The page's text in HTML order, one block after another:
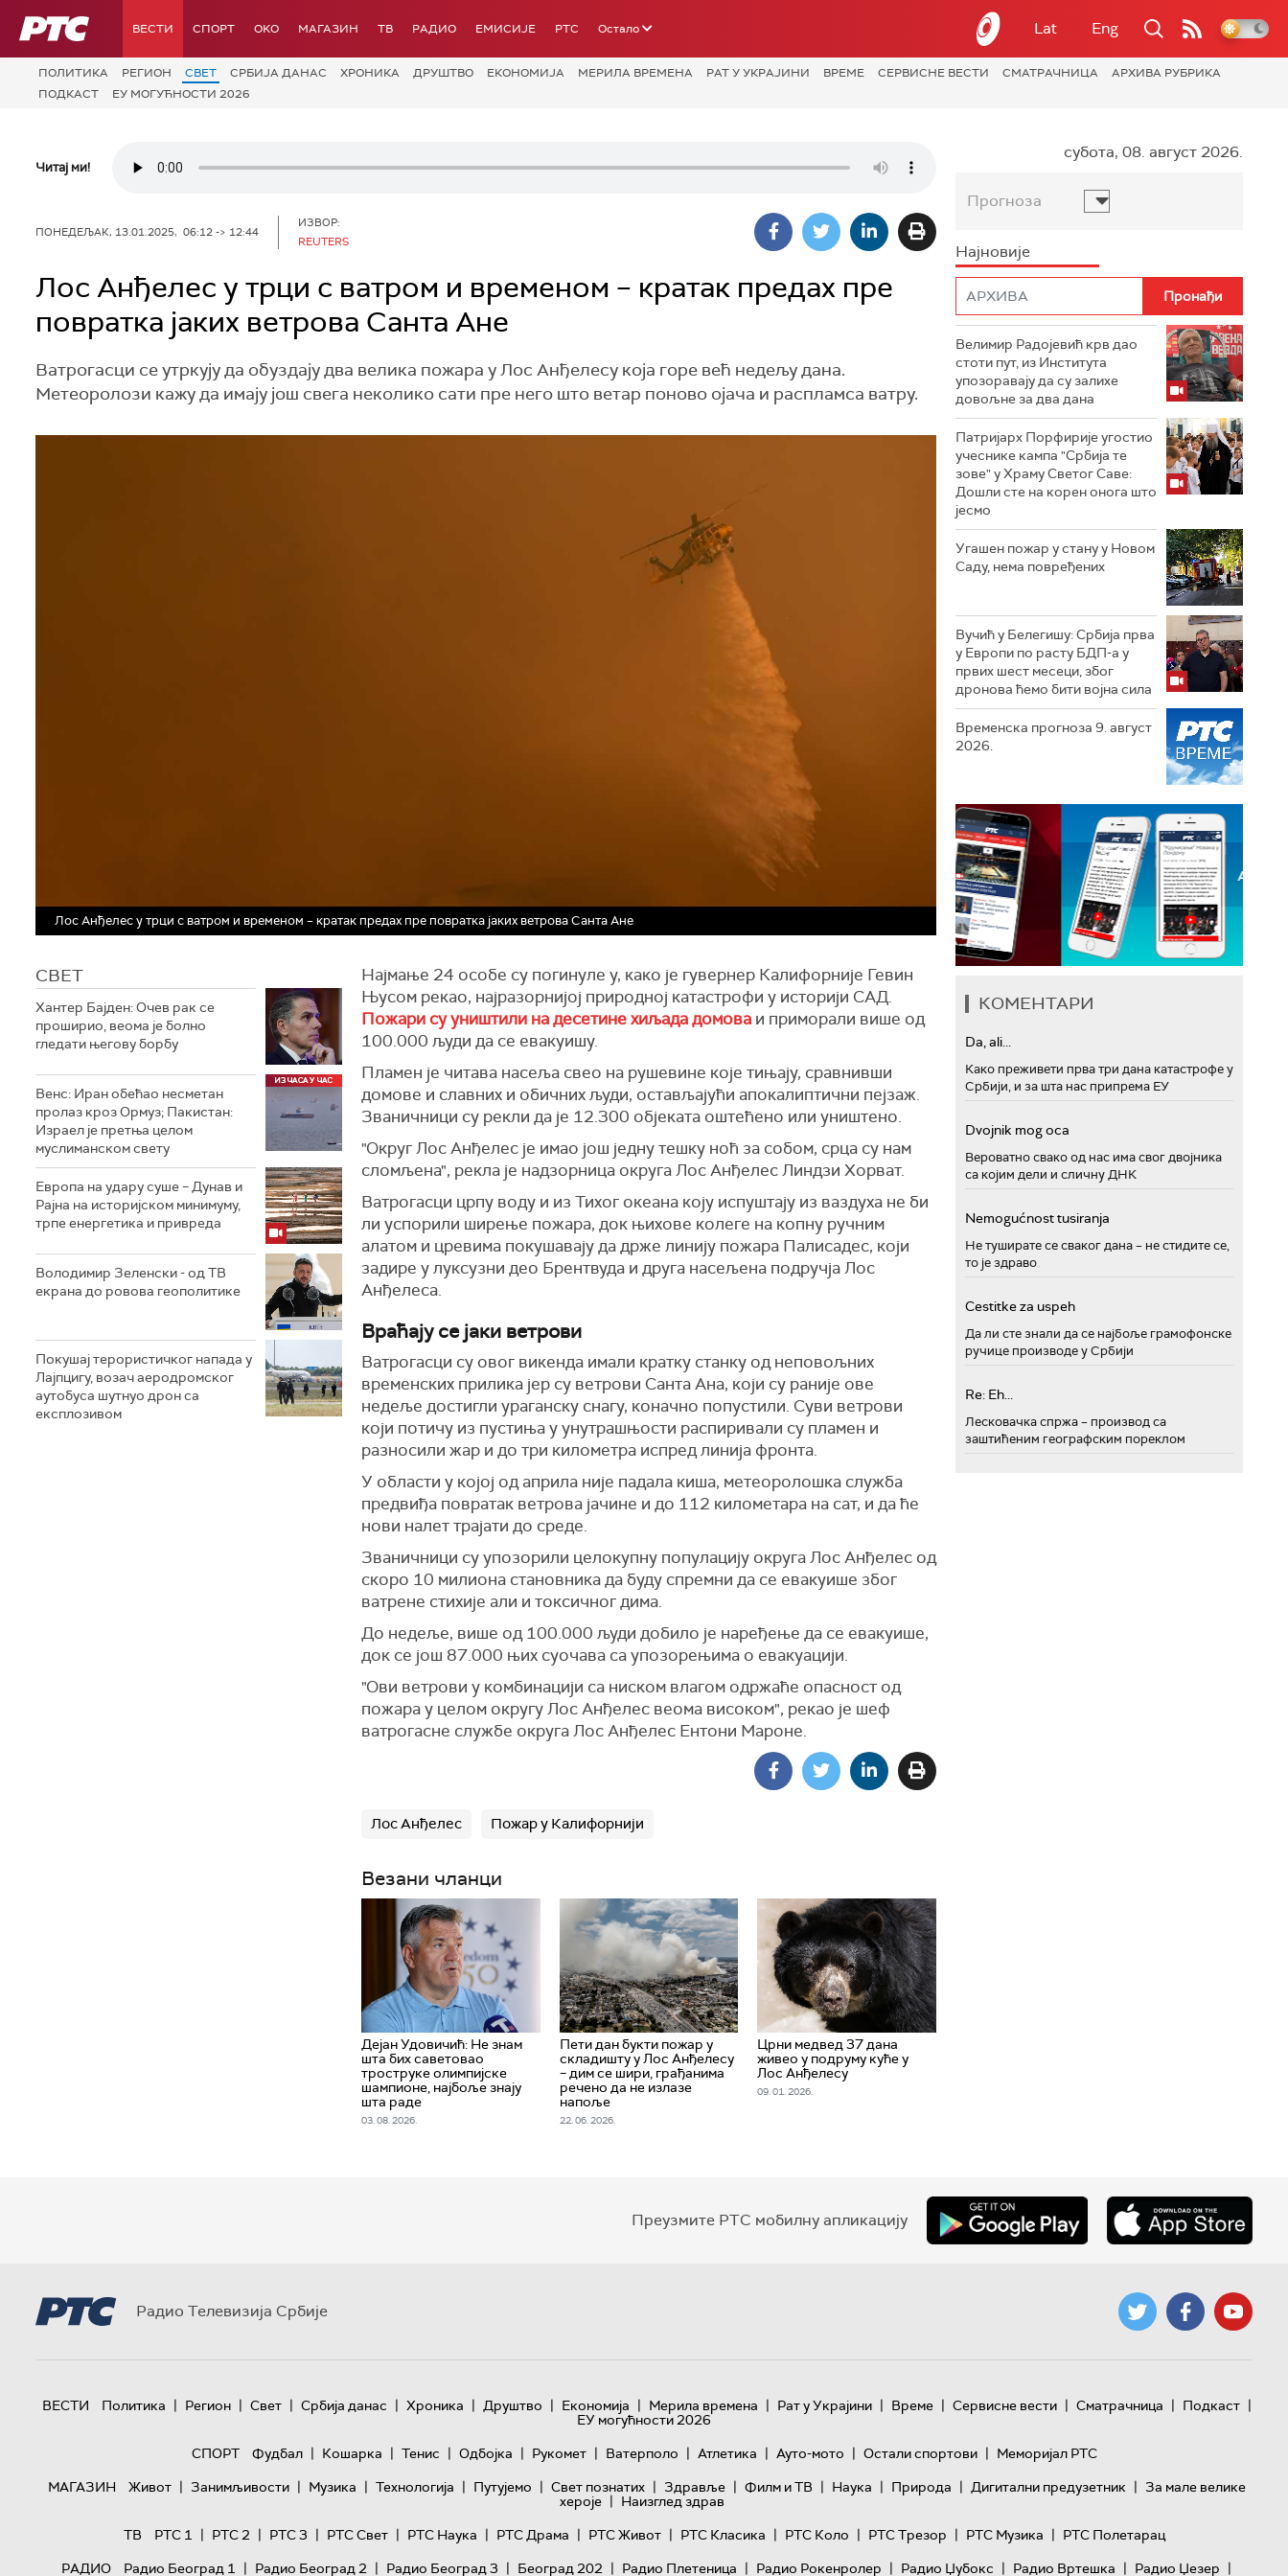
РТС ВЕСТИ СПОРТ OKO МАГАЗИН ТВ РАДИО ЕМИСИЈЕ РТС Остало Lat Eng
ПОЛИТИКА РЕГИОН СВЕТ СРБИЈА ДАНАС ХРОНИКА ДРУШТВО ЕКОНОМИЈА МЕРИЛА ВРЕМЕНА РАТ У УКРАЈИНИ ВРЕМЕ СЕРВИСНЕ ВЕСТИ СМАТРАЧНИЦА
АРХИВА РУБРИКА
ПОДКАСТ
ЕУ МОГУЋНОСТИ 2026
Читај ми!
ПОНЕДЕЉАК, 13.01.2025, 06:12 -> 12:44
ИЗВОР:
REUTERS
Лос Анђелес у трци с ватром и временом – кратак предах пре
повратка јаких ветрова Санта Ане
Ватрогасци се утркују да обуздају два велика пожара у Лос Анђелесу која горе већ недељу дана.
Метеоролози кажу да имају још свега неколико сати пре него што ветар поново ојача и распламса ватру.
Лос Анђелес у трци с ватром и временом – кратак предах пре повратка јаких ветрова Санта Ане
СВЕТ
Хантер Бајден: Очев рак се
проширио, веома је болно
гледати његову борбу
Венс: Иран обећао несметан
пролаз кроз Ормуз; Пакистан:
Израел је претња целом
муслиманском свету
Европа на удару суше – Дунав и
Рајна на историјском минимуму,
трпе енергетика и привреда
Володимир Зеленски - од ТВ
екрана до ровова геополитике
Покушај терористичког напада у
Лајпцигу, возач аеродромског
аутобуса шутнуо дрон са
експлозивом
Најмање 24 особе су погинуле у, како је гувернер Калифорније Гевин
Њусом рекао, најразорнијој природној катастрофи у историји САД.
Пожари су уништили на десетине хиљада домова и приморали више од
100.000 људи да се евакуишу.
Пламен је читава насеља свео на рушевине које тињају, сравнивши
домове и славних и обичних људи, остављајући апокалиптични пејзаж.
Званичници су рекли да је 12.300 објеката оштећено или уништено.
"Округ Лос Анђелес је имао још једну тешку ноћ за собом, срца су нам
сломљена", рекла је надзорница округа Лос Анђелес Линдзи Хорват.
Ватрогасци црпу воду и из Тихог океана коју испуштају из ваздуха не би
ли успорили ширење пожара, док њихове колеге на копну ручним
алатом и цревима покушавају да држе линију пожара Палисадес, који
задире у луксузни део Брентвуда и друга насељена подручја Лос
Анђелеса.
Враћају се јаки ветрови
Ватрогасци су овог викенда имали кратку станку од неповољних
временских прилика јер су ветрови Санта Ана, који су раније ове
недеље достигли ураганску снагу, коначно попустили. Суви ветрови
који потичу из пустиња у унутрашњости распиривали су пламен и
разносили жар и до три километра испред линија фронта.
У области у којој од априла није падала киша, метеоролошка служба
предвиђа повратак ветрова јачине и до 112 километара на сат, и да ће
нови налет трајати до среде.
Званичници су упозорили целокупну популацију округа Лос Анђелес од
скоро 10 милиона становника да буду спремни да се евакуише због
ватрене стихије али и токсичног дима.
До недеље, више од 100.000 људи добило је наређење да се евакуише,
док се још 87.000 њих суочава са упозорењима о евакуацији.
"Ови ветрови у комбинацији са ниском влагом одржаће опасност од
пожара у целом округу Лос Анђелес веома високом", рекао је шеф
ватрогасне службе округа Лос Анђелес Ентони Мароне.
Лос Анђелес Пожар у Калифорнији
Везани чланци
Дејан Удовичић: Не знам
шта бих саветовао
троструке олимпијске
шампионе, најбоље знају
шта раде
03. 08. 2026.
Пети дан букти пожар у
складишту у Лос Анђелесу
– дим се шири, грађанима
речено да не излазе
напоље
22. 06. 2026.
Црни медвед 37 дана
живео у подруму куће у
Лос Анђелесу
09. 01. 2026.
субота, 08. август 2026.
Прогноза
Најновије
Велимир Радојевић крв дао
стоти пут, из Института
упозоравају да су залихе
довољне за два дана
Патријарх Порфирије угостио
учеснике кампа "Србија те
зове" у Храму Светог Саве:
Дошли сте на корен онога што
јесмо
Угашен пожар у стану у Новом
Саду, нема повређених
Вучић у Белегишу: Србија прва
у Европи по расту БДП-а у
првих шест месеци, због
дронова ћемо бити војна сила
Временска прогноза 9. август
2026.
КОМЕНТАРИ
Da, ali...
Како преживети прва три дана катастрофе у
Србији, и за шта нас припрема ЕУ
Dvojnik mog oca
Вероватно свако од нас има свог двојника
са којим дели и сличну ДНК
Nemogućnost tusiranja
Не туширате се сваког дана – не стидите се,
то је здраво
Cestitke za uspeh
Да ли сте знали да се најбоље грамофонске
ручице производе у Србији
Re: Eh...
Лесковачка спржа – производ са
заштићеним географским пореклом
Преузмите РТС мобилну апликацију
Радио Телевизија Србије
ВЕСТИ Политика | Регион | Свет | Србија данас | Хроника | Друштво | Економија | Мерила времена | Рат у Украјини | Време | Сервисне вести | Сматрачница | Подкаст |
ЕУ могућности 2026
СПОРТ
Фудбал | Кошарка | Тенис | Одбојка | Рукомет | Ватерполо | Атлетика | Ауто-мото | Остали спортови | Меморијал РТС
МАГАЗИН
Живот | Занимљивости | Музика | Технологијa | Путујемо | Свет познатих | Здравље | Филм и ТВ | Наука | Природа | Дигитални предузетник | За мале велике
хероје | Наизглед здрав
ТВ
РТС 1 | РТС 2 | РТС 3 | РТС Свет | РТС Наука | РТС Драма | РТС Живот | РТС Класика | РТС Коло | РТС Трезор | РТС Музика | РТС Полетарац
РАДИО
Радио Београд 1 | Радио Београд 2 | Радио Београд 3 | Београд 202 | Радио Плетеница | Радио Рокенролер | Радио Џубокс | Радио Вртешка | Радио Џезер |